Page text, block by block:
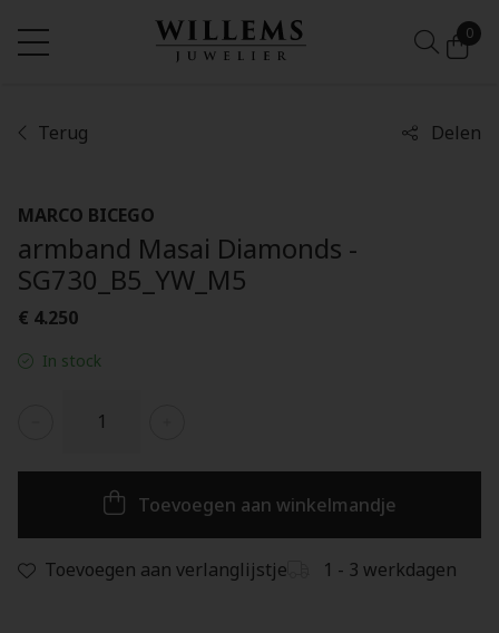
0
Terug Delen
MARCO BICEGO
armband Masai Diamonds -
SG730_B5_YW_M5
€ 4.250
In stock
Toevoegen aan winkelmandje
Toevoegen aan verlanglijstje 1 - 3 werkdagen